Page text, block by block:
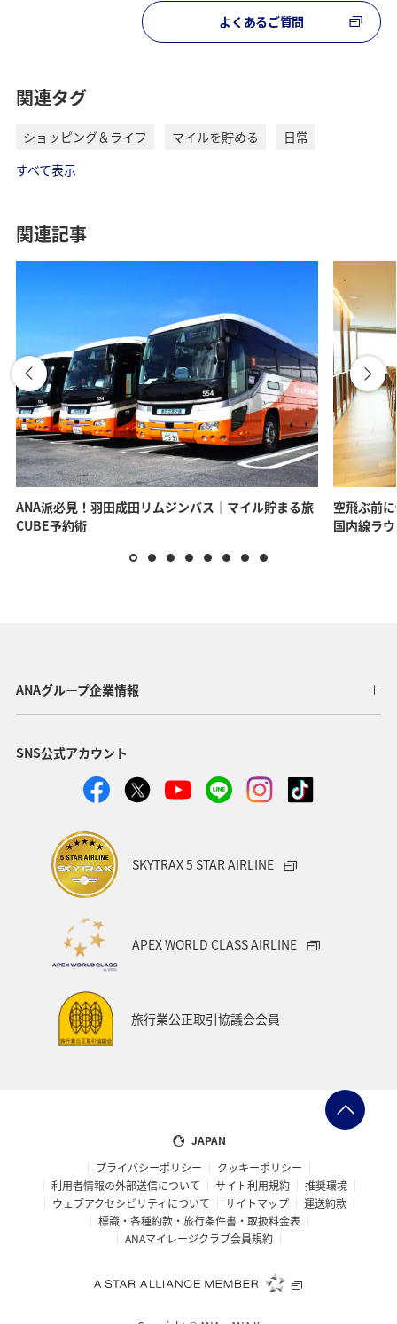
ご注意
マイルが使用できるのは「国内線機内販売（ANA
必要マイル数
1マイルを1円（相当）で直接お買い物にお使いいただけま
す。
ANA STORE@SKY
ていません。クーポンでのお支払いをご希望の場合は、
お客様サポートデスクまでお問い合わせください。
お問い合わせいただいた後、「申し込み用紙」と「封
ご郵送ください。
ANAギフトカード・ANA FESTAクーポンは「申し込み用
紙」によるご注文のお支払いにご利用いただけません。
返品時のマイルの取り扱いについて
マイルを利用してお買い上げいただいた商品を返品された
場合、マイルではなくANAショッピングポイントとして返
還されます。あらかじめご了承ください。
お問い合わせ先（ANAショッピング A-
styleお客様サポートデスク）
月～金：9:00～18:00
土・日・祝日：9:00～17:00
（12/30～1/3 休）
営業時間は日本時間になります。
フォームは24時間受け付けますが、ご返信は上記営業時
回答にはお時間を頂戴する場合があります。あらかじめ
よくあるご質問
関連タグ
ショッピング＆ライフ マイルを貯める
日常
すべて表示
関連記事
ANA派必見！羽田成田リムジンバス｜マイル貯まる旅
CUBE予約術
空飛ぶ前
国内線ラ
ANAグループ企業情報
SNS公式アカウント
SKYTRAX 5 STAR AIRLINE
APEX WORLD CLASS AIRLINE
旅行業公正取引協議会会員
JAPAN
プライバシーポリシー
クッキーポリシー
利用者情報の外部送信について
サイト利用規約
推奨環境
ウェブアクセシビリティについて
サイトマップ
運送約款
標識・各種約款・旅行条件書・取扱料金表
ANAマイレージクラブ会員規約